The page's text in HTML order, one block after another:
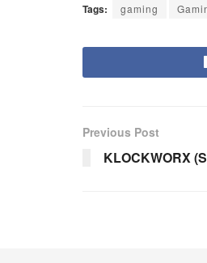
Tags: gaming
Previous Post
KLOCKWORX